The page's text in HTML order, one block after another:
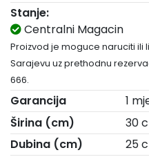
Stanje:
Centralni Magacin
Proizvod je moguce naruciti ili
Sarajevu uz prethodnu
666.
Garancija
1
Širina (cm)
30
Dubina (cm)
25